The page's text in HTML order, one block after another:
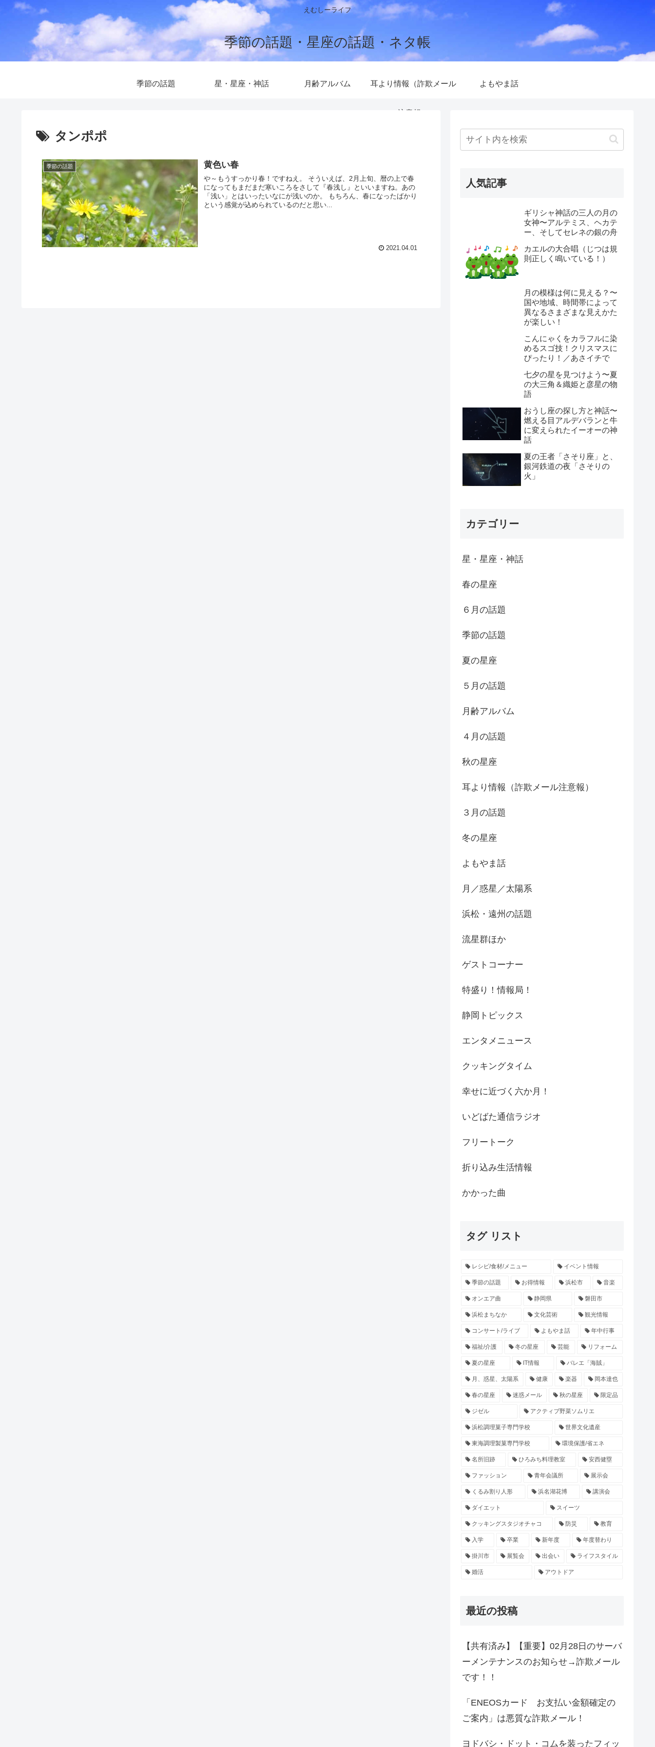
えむしーライフ
季節の話題・星座の話題・ネタ帳
季節の話題 星・星座・神話 月齢アルバム 耳より情報（詐欺メール
注意報）
よもやま話
タンポポ
季節の話題 黄色い春
や～もうすっかり春！ですねえ。 そういえば、2月上旬、暦の上で春
になってもまだまだ寒いころをさして『春浅し』といいますね。あの
「浅い」とはいったいなにが浅いのか。 もちろん、春になったばかり
という感覚が込められているのだと思い...
2021.04.01
人気記事
ギリシャ神話の三人の月の
女神〜アルテミス、ヘカテ
ー、そしてセレネの銀の舟
カエルの大合唱（じつは規
則正しく鳴いている！）
月の模様は何に見える？〜
国や地域、時間帯によって
異なるさまざまな見えかた
が楽しい！
こんにゃくをカラフルに染
めるスゴ技！クリスマスに
ぴったり！／あさイチで
七夕の星を見つけよう〜夏
の大三角＆織姫と彦星の物
語
おうし座の探し方と神話〜
燃える目アルデバランと牛
に変えられたイーオーの神
話
夏の王者「さそり座」と、
銀河鉄道の夜「さそりの
火」
カテゴリー
星・星座・神話
春の星座
６月の話題
季節の話題
夏の星座
５月の話題
月齢アルバム
４月の話題
秋の星座
耳より情報（詐欺メール注意報）
３月の話題
冬の星座
よもやま話
月／惑星／太陽系
浜松・遠州の話題
流星群ほか
ゲストコーナー
特盛り！情報局！
静岡トピックス
エンタメニュース
クッキングタイム
幸せに近づく六か月！
いどばた通信ラジオ
フリートーク
折り込み生活情報
かかった曲
タグ リスト
レシピ/食材/メニュー イベント情報
季節の話題 お得情報 浜松市 音楽
オンエア曲 静岡県 磐田市
浜松まちなか 文化芸術 観光情報
コンサート/ライブ よもやま話 年中行事
福祉/介護 冬の星座 芸能 リフォーム
夏の星座 IT情報 バレエ「海賊」
月、惑星、太陽系 健康 楽器 岡本達也
春の星座 迷惑メール 秋の星座 限定品
ジゼル アクティブ野菜ソムリエ
浜松調理菓子専門学校 世界文化遺産
東海調理製菓専門学校 環境保護/省エネ
名所旧跡 ひろみち料理教室 安西健塁
ファッション 青年会議所 展示会
くるみ割り人形 浜名湖花博 講演会
ダイエット スイーツ
クッキングスタジオチャコ 防災 教育
入学 卒業 新年度 年度替わり
掛川市 展覧会 出会い ライフスタイル
婚活 アウトドア
最近の投稿
【共有済み】【重要】02月28日のサーバ
ーメンテナンスのお知らせ→詐欺メール
です！！
「ENEOSカード お支払い金額確定の
ご案内」は悪質な詐欺メール！
ヨドバシ・ドット・コムを装ったフィッ